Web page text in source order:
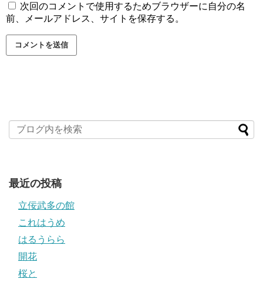
次回のコメントで使用するためブラウザーに自分の名
前、メールアドレス、サイトを保存する。
最近の投稿
立佞武多の館
これはうめ
はるうらら
開花
桜と